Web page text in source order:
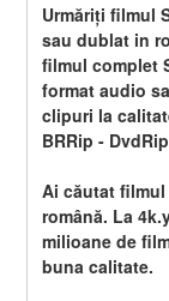
Urmăriți filmul
sau dublat in
filmul complet
format audio
clipuri la
BRRip -
Ai căutat
română. La
milioane de
buna calitate.